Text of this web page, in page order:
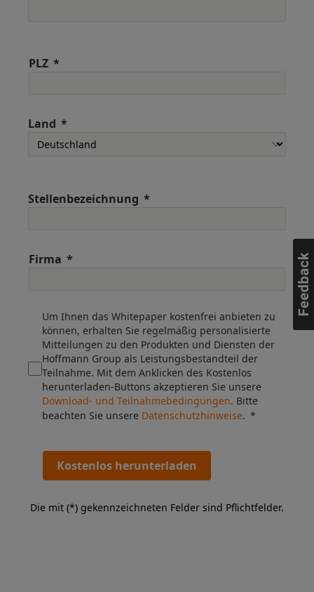
PLZ
Land
Stellenbezeichnung
Firma
Um Ihnen das Whitepaper kostenfrei anbieten zu
können, erhalten Sie regelmäßig personalisierte
Mitteilungen zu den Produkten und Diensten der
Hoffmann Group als Leistungsbestandteil der
Teilnahme. Mit dem Anklicken des Kostenlos
herunterladen-Buttons akzeptieren Sie unsere
Download- und Teilnahmebedingungen. Bitte
beachten Sie unsere Datenschutzhinweise.
Kostenlos herunterladen
Die mit (*) gekennzeichneten Felder sind Pflichtfelder.